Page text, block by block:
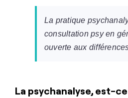
La pratique
consultation psy en
ouverte aux
La psychanalyse, est-